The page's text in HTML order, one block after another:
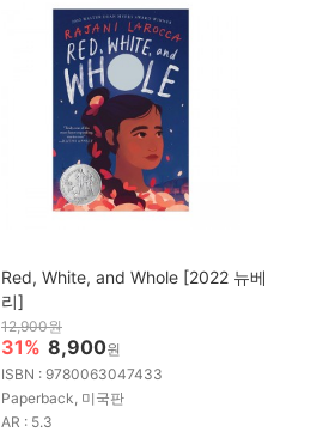
Red, White, and Whole [2022 뉴베
리]
12,900원
31% 8,900원
ISBN : 9780063047433
Paperback, 미국판
AR : 5.3